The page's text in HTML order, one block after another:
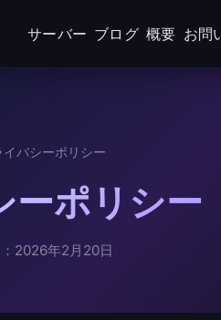
サーバー ブログ 概要 お問
イバシーポリシー
ーポリシー
2026年2月20日